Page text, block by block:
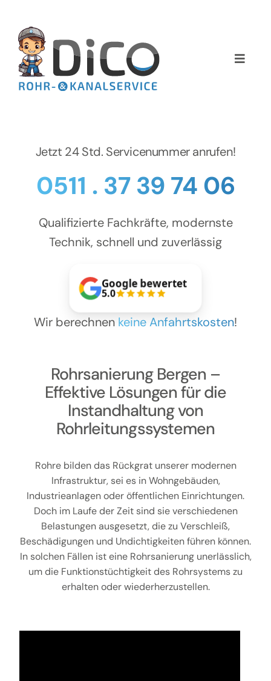
springen
Toggle
Home
NEWS
Kontakt
Rohrsanierung Bergen –
Effektive Lösungen für die
Instandhaltung von
Rohrleitungssystemen
Rohre bilden das Rückgrat unserer modernen
Infrastruktur, sei es in Wohngebäuden,
Industrieanlagen oder öffentlichen Einrichtungen.
Doch im Laufe der Zeit sind sie verschiedenen
Belastungen ausgesetzt, die zu Verschleiß,
Beschädigungen und Undichtigkeiten führen können.
In solchen Fällen ist eine Rohrsanierung unerlässlich,
um die Funktionstüchtigkeit des Rohrsystems zu
erhalten oder wiederherzustellen.
Jetzt 24 Std. Servicenummer anrufen!
0511 . 37 39 74 06
Qualifizierte Fachkräfte, modernste
Technik, schnell und zuverlässig
Google bewertet
5.0
Wir berechnen keine Anfahrtskosten!